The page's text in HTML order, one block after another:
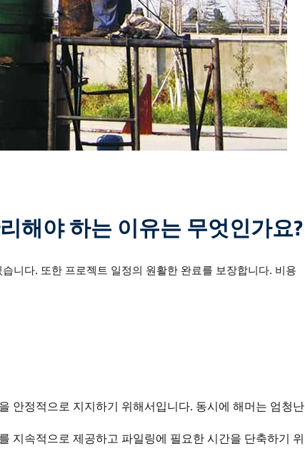
해야 하는 이유는 무엇인가요?
니다. 또한 프로젝트 일정의 원활한 완료를 보장합니다. 비용
안정적으로 지지하기 위해서입니다. 동시에 해머는 엄청난
지속적으로 제공하고 파일링에 필요한 시간을 단축하기 위